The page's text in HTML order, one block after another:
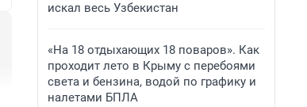
искал весь Узбекистан
«На 18 отдыхающих 18 поваров». Как
проходит лето в Крыму с перебоями
света и бензина, водой по графику и
налетами БПЛА